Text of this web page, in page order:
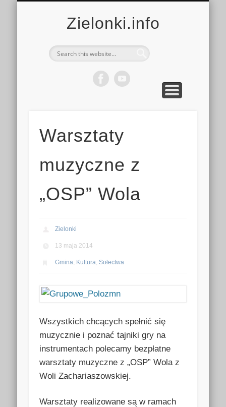
Zielonki.info
Warsztaty
muzyczne z
„OSP” Wola
Zielonki
13 maja 2014
Gmina Kultura ,Sołectwa
Wszystkich chcących spełnić się
muzycznie i poznać tajniki gry na
instrumentach polecamy bezpłatne
warsztaty muzyczne z „OSP” Wola z
Woli Zachariaszowskiej.
Warsztaty realizowane są w ramach